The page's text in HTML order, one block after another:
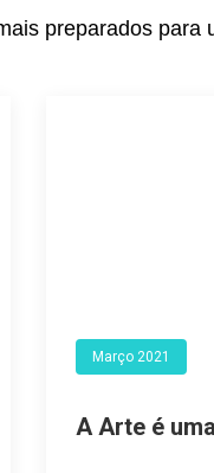
preparados para
Março 2021
A Arte é